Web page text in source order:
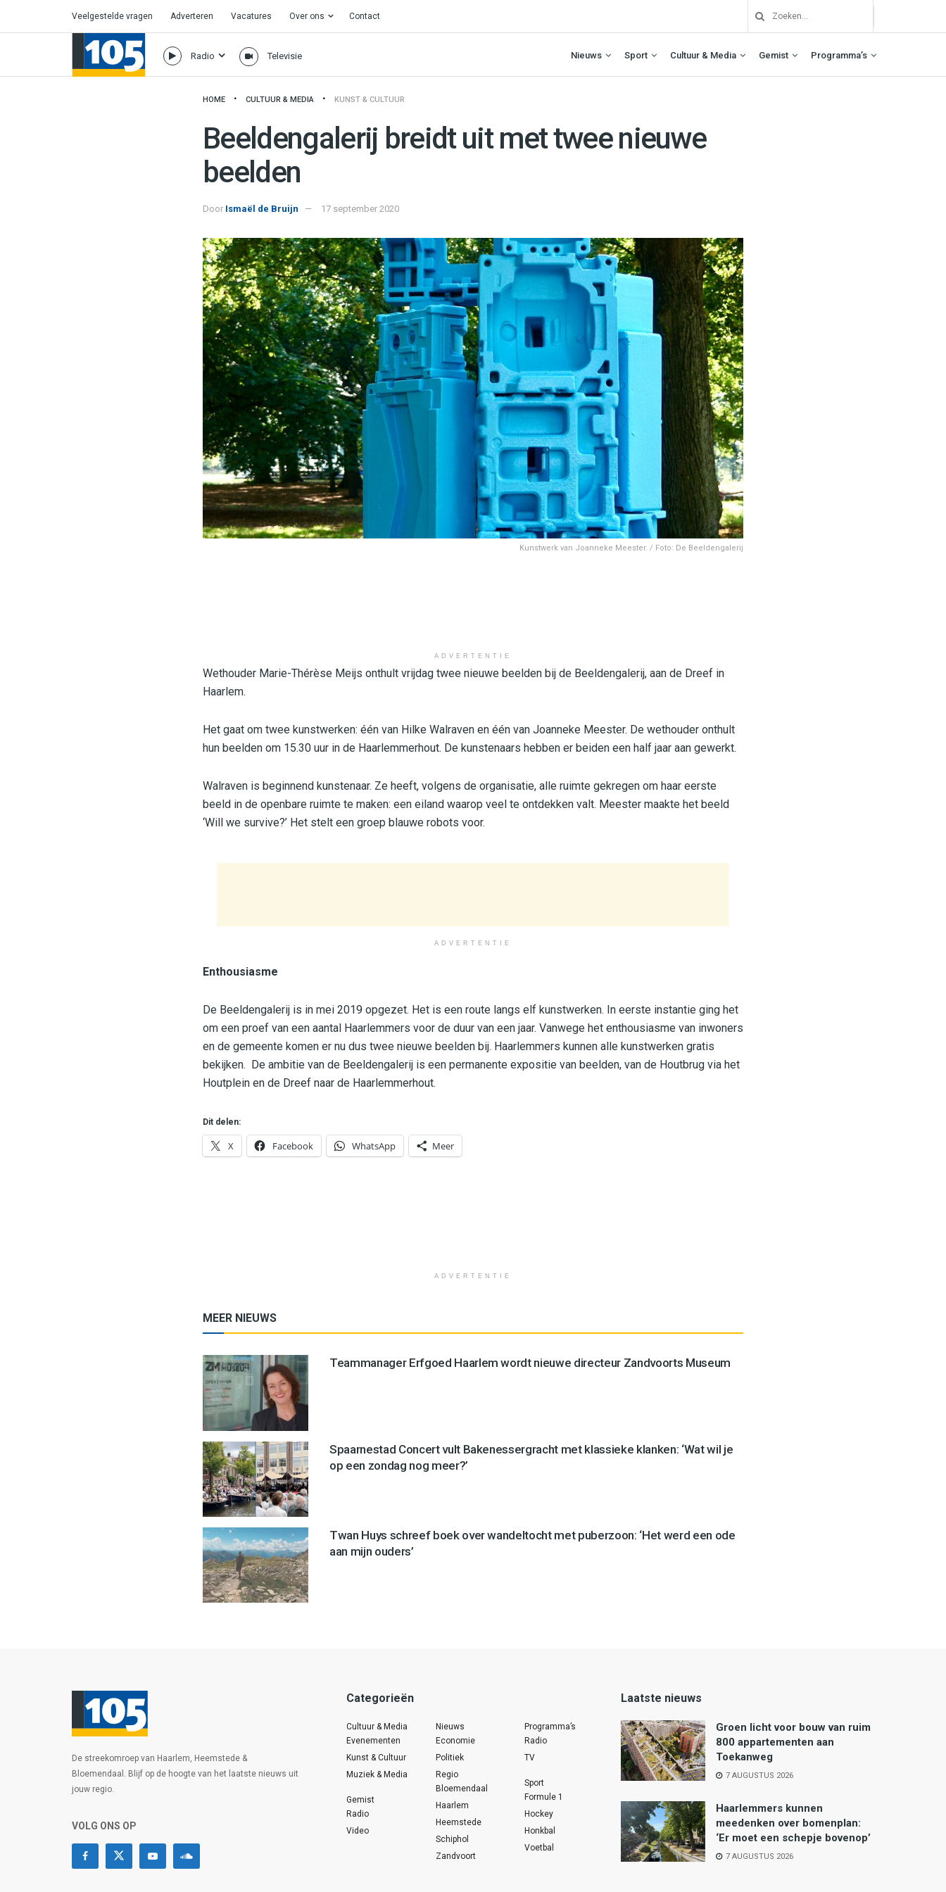
Veelgestelde vragen Adverteren Vacatures Over ons Contact
Radio Televisie Nieuws Sport Cultuur & Media Gemist Programma’s
HOME CULTUUR & MEDIA KUNST & CULTUUR
Beeldengalerij breidt uit met twee nieuwe
beelden
Door Ismaël de Bruijn 17 september 2020
Kunstwerk van Joanneke Meester. / Foto: De Beeldengalerij
ADVERTENTIE
Wethouder Marie-Thérèse Meijs onthult vrijdag twee nieuwe beelden bij de Beeldengalerij, aan de Dreef in
Haarlem.
Het gaat om twee kunstwerken: één van Hilke Walraven en één van Joanneke Meester. De wethouder onthult
hun beelden om 15.30 uur in de Haarlemmerhout. De kunstenaars hebben er beiden een half jaar aan gewerkt.
Walraven is beginnend kunstenaar. Ze heeft, volgens de organisatie, alle ruimte gekregen om haar eerste
beeld in de openbare ruimte te maken: een eiland waarop veel te ontdekken valt. Meester maakte het beeld
‘Will we survive?’ Het stelt een groep blauwe robots voor.
ADVERTENTIE
Enthousiasme
De Beeldengalerij is in mei 2019 opgezet. Het is een route langs elf kunstwerken. In eerste instantie ging het
om een proef van een aantal Haarlemmers voor de duur van een jaar. Vanwege het enthousiasme van inwoners
en de gemeente komen er nu dus twee nieuwe beelden bij. Haarlemmers kunnen alle kunstwerken gratis
bekijken. De ambitie van de Beeldengalerij is een permanente expositie van beelden, van de Houtbrug via het
Houtplein en de Dreef naar de Haarlemmerhout.
Dit delen:
X Facebook WhatsApp Meer
ADVERTENTIE
MEER NIEUWS
Teammanager Erfgoed Haarlem wordt nieuwe directeur Zandvoorts Museum
Spaarnestad Concert vult Bakenessergracht met klassieke klanken: ‘Wat wil je
op een zondag nog meer?’
Twan Huys schreef boek over wandeltocht met puberzoon: ‘Het werd een ode
aan mijn ouders’
De streekomroep van Haarlem, Heemstede &
Bloemendaal. Blijf op de hoogte van het laatste nieuws uit
jouw regio.
VOLG ONS OP
Categorieën
Cultuur & Media
Evenementen
Kunst & Cultuur
Muziek & Media
Gemist
Radio
Video
Nieuws
Economie
Politiek
Regio
Bloemendaal
Haarlem
Heemstede
Schiphol
Zandvoort
Programma’s
Radio
TV
Sport
Formule 1
Hockey
Honkbal
Voetbal
Laatste nieuws
Groen licht voor bouw van ruim
800 appartementen aan
Toekanweg
7 AUGUSTUS 2026
Haarlemmers kunnen
meedenken over bomenplan:
‘Er moet een schepje bovenop’
7 AUGUSTUS 2026